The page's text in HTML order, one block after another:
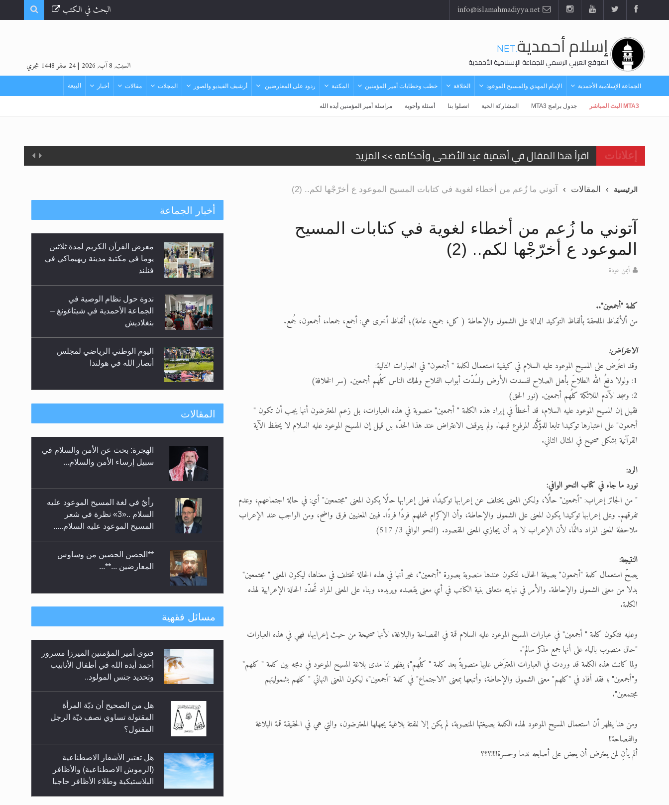
البحث في الكتب
إسلام أحمدية.NET
الموقع العربي الرسمي للجماعة الإسلامية الأحمدية السبت, 8 آب, 2026 |24 صفر 1448 هجري
الجماعة الإسلامية الأحمدية الإمام المهدي والمسيح الموعود الخلافة خطب وخطابات أمير المؤمنين المكتبة ردود على المعارضين أرشيف الفيديو والصور المجلات مقالات أخبار البيعة
MTA3 البث المباشر جدول برامج MTA3 المشاركة الحية اتصلوا بنا أسئلة وأجوبة مراسلة أمير المؤمنين أيده الله
إعلانات
اقرأ هذا المقال في أهمية عيد الأضحى وأحكامه >> المزيد
الحجّ.. دلالات، حِكم، وأهداف >> المزيد
تعميم هامّ لأفراد الجماعة >> المزيد
تعميم هامّ لأفراد الجماعة >> المزيد
إعلان هامّ بخصوص الرسائل المرسلة إلى حضرة امير المؤمنين أيده الله والمكتب العربي >> المزيد
عرض مصوَّر لأقوال المستشرقين في خاتم النبيين صلى الله عليه وسلم >> المزيد
الرئيسية المقالات آتوني ما زُعم من أخطاء لغوية في كتابات المسيح الموعود ع أخرّجْها لكم.. (2)
آتوني ما زُعم من أخطاء لغوية في كتابات المسيح
الموعود ع أخرّجْها لكم.. (2)
أيمن عودة
كلمة "أجمعين"..
من ألألفاظ الملحقة بألفاظ التوكيد الدالة على الشمول والإحاطة ( كل، جميع، عامة)؛ ألفاظ أخرى هي: أجمع، جمعاء، أجمعون، جُمع.
الاعتراض:
وقد اعتُرض على المسيح الموعود عليه السلام في كيفية استعمال لكلمة " أجمعون" في العبارات التالية:
1: ولولا دفعُ الله الطلاحَ بأهل الصلاح لفسدت الأرض ولسُدّت أبواب الفلاح ولهلك الناس كلُهم أجمعين. (سر الخلافة)
2: وسجد لآدم الملائكة كلُهم أجمعين. (نور الحق)
فقيل إن المسيح الموعود عليه السلام، قد أخطأ في إيراد هذه الكلمة " أجمعين" منصوبة في هذه العبارات، بل زعم المعترضون أنها يجب أن تكون "
أجمعون" على اعتبارها توكيدا تابعا للمؤكَّد المرفوع قبلها. ولم يتوقف الاعتراض عند هذا الحدّ، بل قيل إن المسيح الموعود عليه السلام لا يحفظ الآية
القرآنية بشكل صحيح في المثال الثاني.
الرد:
نورد ما جاء في كتاب النحو الوافي:
" من الجائز إعراب: "أجمعين" حالًا، ولكن المعنى يختلف عن إعرابها توكيدًا، فعلى إعرابها حالًا يكون المعنى "مجتمعين" أي: في حالة اجتماعهم، وعدم
تفرقهم. وعلى إعرابها توكيدا يكون المعنى على الشمول والإحاطة، وأن الإكرام شملهم فردًا فردًا. فبين المعنيين فرق واضح، ومن الواجب عند الإعراب
ملاحظة المعنى المراد دائمًا، لأن الإعراب لا بد أن يجازي المعنى المقصود. (النحو الوافي 3/ 517)
النتيجة:
يصحّ استعمال كلمة "أجمعون" بصيغة الحال، لتكون عندها منصوبة بصورة "أجمعين"، غير أنها في هذه الحالة تختلف في معناها، ليكون المعنى " مجتمعين"
بدلا من معنى الشمول والإحاطة. والأمر في نهايته متعلق بنية الكاتب في أي معنى يقصده ويريده، وبناء على المعنى المراد تُحدّد الحالة الإعرابية لهذه
الكلمة.
وعليه فتكون كلمة " أجمعين" في عبارات المسيح الموعود عليه السلام قمة في الفصاحة والبلاغة، لأنها صحيحة من حيث إعرابها، فهي في هذه العبارات
"حال منصوب بالياء على أنها جمع مذكر سالم".
ولما كانت هذه الكلمة قد وردت في العبارات المعترَض عليها منصوبةً بعد كلمة " كلُهم"؛ يظهر لنا مدى بلاغة المسيح الموعود في دمجه بين كلمة " كلهم"
و"أجمعين" ؛ فقد أفاد في "كلهم" معنى الشمول والإحاطة، وأتبعها بمعنى "الاجتماع" في كلمة "أجمعين"، ليكون المعنى النهائي " كلهم بشموليتهم
مجتمعين".
ومن هنا يظهر أن استعمال المسيح الموعود لهذه الكلمة بصيغتها المنصوبة، لم يكن إلا للفتة بلاغية يجهلها المعترضون، والتي هي في الحقيقة قمة البلاغة
والفصاحة!!
ألم يأنِ لمن يعترض أن يعض على أصابعه ندما وحسرة!!!!؟؟؟
أخبار الجماعة
معرض القرآن الكريم لمدة ثلاثين
يوما في مكتبة مدينة ريهيماكي في
فنلند
ندوة حول نظام الوصية في
الجماعة الأحمدية في شيتاغونغ –
بنغلاديش
اليوم الوطني الرياضي لمجلس
أنصار الله في هولندا
إتمام حفظ القرآن الكريم لثلاثة
حفل توزيع الشهادات في الجامعة
الأحمدية بنيجيريا لعام 2025
المقالات
الهجرة: بحث عن الأمن والسلام في
سبيل إرساء الأمن والسلام...
رأيٌ في لغة المسيح الموعود عليه
السلام ..«3» نظرة في شعر
المسيح الموعود عليه السلام.....
**الحصن الحصين من وساوس
المعارضين ...**...
متطلَّبات التّحريك الجديد...
رأيٌ في لغة المسيح الموعود عليه
السلام.. 4...
مسائل فقهية
فتوى أمير المؤمنين الميرزا مسرور
أحمد أيده الله في أطفال الأنابيب
وتحديد جنس المولود..
هل من الصحيح أن ديّة المرأة
المقتولة تساوي نصف ديّة الرجل
المقتول؟
هل تعتبر الأشفار الاصطناعية
(الرموش الاصطناعية) والأظافر
البلاستيكية وطلاء الأظافر حاجبا